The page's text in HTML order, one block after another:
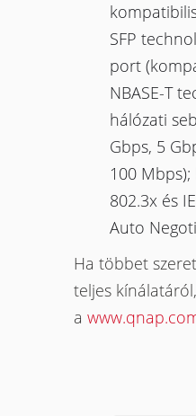
SFP
port
NBASE-T
hálózati
Gbps, 5
100 Mbps);
802.3x és
Auto
Ha többet
teljes
a